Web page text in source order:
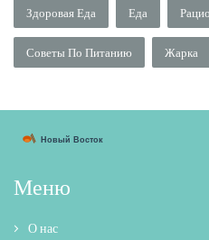
Здоровая Еда Еда
Советы По Питанию Жарка
Меню
О нас